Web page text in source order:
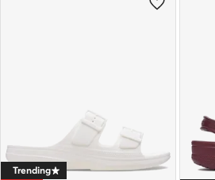
Trending